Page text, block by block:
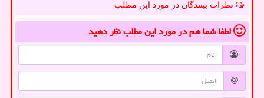
نظرات بینندگان در مورد این مطلب
لطفا شما همدر مورد این مطلبنظر دهید